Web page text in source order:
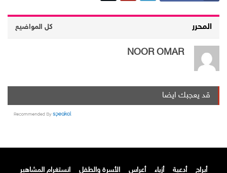
المحرر كل المواضيع
NOOR OMAR
قد يعجبك ايضا
أبراج أدعية أزياء أعراس الأسرة والطفل انستغرام المشاهير